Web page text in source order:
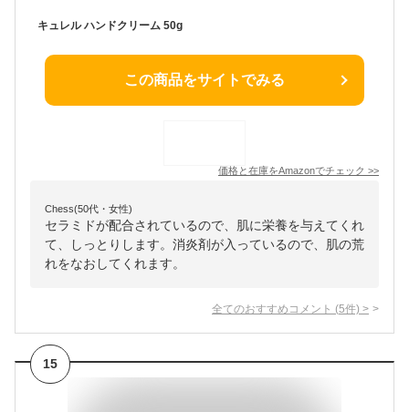
キュレル ハンドクリーム 50g
この商品をサイトでみる
価格と在庫をAmazonでチェック >>
Chess(50代・女性)
セラミドが配合されているので、肌に栄養を与えてくれ
て、しっとりします。消炎剤が入っているので、肌の荒
れをなおしてくれます。
全てのおすすめコメント (5件) >
15